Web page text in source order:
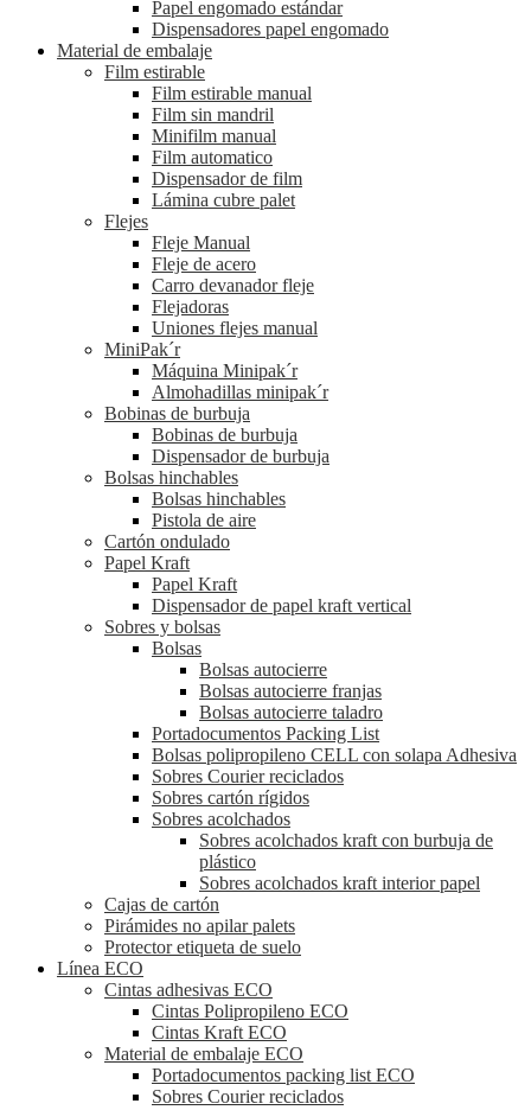
Papel engomado estándar
Dispensadores papel engomado
Material de embalaje
Film estirable
Film estirable manual
Film sin mandril
Minifilm manual
Film automatico
Dispensador de film
Lámina cubre palet
Flejes
Fleje Manual
Fleje de acero
Carro devanador fleje
Flejadoras
Uniones flejes manual
MiniPak´r
Máquina Minipak´r
Almohadillas minipak´r
Bobinas de burbuja
Bobinas de burbuja
Dispensador de burbuja
Bolsas hinchables
Bolsas hinchables
Pistola de aire
Cartón ondulado
Papel Kraft
Papel Kraft
Dispensador de papel kraft vertical
Sobres y bolsas
Bolsas
Bolsas autocierre
Bolsas autocierre franjas
Bolsas autocierre taladro
Portadocumentos Packing List
Bolsas polipropileno CELL con solapa Adhesiva
Sobres Courier reciclados
Sobres cartón rígidos
Sobres acolchados
Sobres acolchados kraft con burbuja de
plástico
Sobres acolchados kraft interior papel
Cajas de cartón
Pirámides no apilar palets
Protector etiqueta de suelo
Línea ECO
Cintas adhesivas ECO
Cintas Polipropileno ECO
Cintas Kraft ECO
Material de embalaje ECO
Portadocumentos packing list ECO
Sobres Courier reciclados